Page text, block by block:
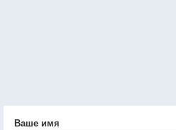
Ваше имя